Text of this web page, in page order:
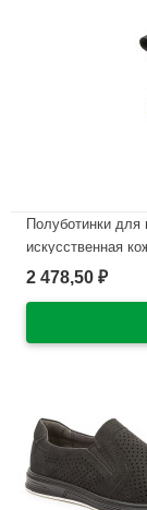
Полуботинки для
искусственная
148670/03-01
2 478,50 ₽